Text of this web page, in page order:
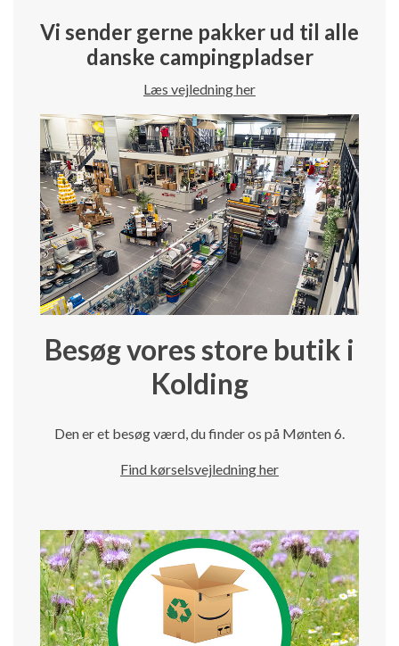
Vi sender gerne pakker ud til alle
danske campingpladser
Læs vejledning her
Besøg vores store butik i
Kolding
Den er et besøg værd, du finder os på Mønten 6.
Find kørselsvejledning her